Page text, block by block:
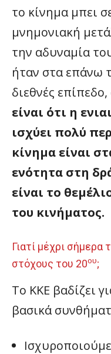
το κίνημα μπει
μνημονιακή
την αδυναμία
ήταν στα επάνω
διεθνές
είναι ότι η
ισχύει πολύ
κίνημα είναι
ενότητα στη
είναι το
του κινήματος.
Γιατί μέχρι σήμερα
στόχους του 20ου;
Το ΚΚΕ βαδίζει
βασικά